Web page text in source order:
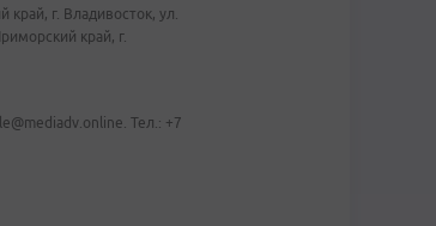
г. Владивосток, ул.
край, г.
Тел.: +7